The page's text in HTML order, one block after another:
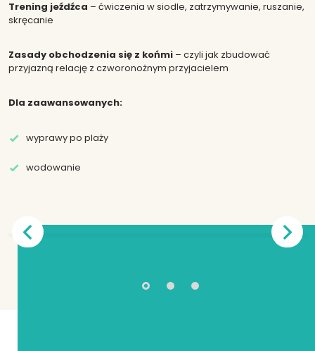
Trening jeźdźca – ćwiczenia w siodle, zatrzymywanie, ruszanie,
skręcanie
Zasady obchodzenia się z końmi – czyli jak zbudować
przyjazną relację z czworonożnym przyjacielem
Dla zaawansowanych:
wyprawy po plaży
wodowanie